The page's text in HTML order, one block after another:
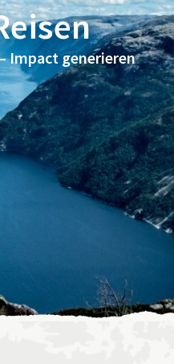
Impact generieren